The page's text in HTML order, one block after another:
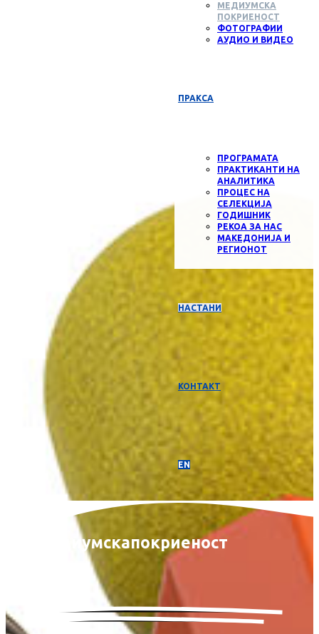
МЕДИУМСКА
ПОКРИЕНОСТ
ФОТОГРАФИИ
АУДИО И ВИДЕО
ПРАКСА
ПРОГРАМАТА
ПРАКТИКАНТИ НА
АНАЛИТИКА
ПРОЦЕС НА
СЕЛЕКЦИЈА
ГОДИШНИК
РЕКОА ЗА НАС
МАКЕДОНИЈА И
РЕГИОНОТ
НАСТАНИ
КОНТАКТ
EN
Медиумскапокриеност